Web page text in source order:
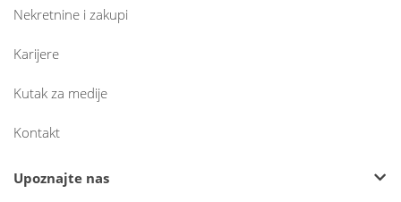
Nekretnine i zakupi
Karijere
Kutak za medije
Kontakt
Upoznajte nas